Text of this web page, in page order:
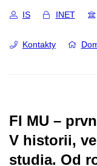
IS INET
Kontakty
FI MU –
V historii,
studia. Od